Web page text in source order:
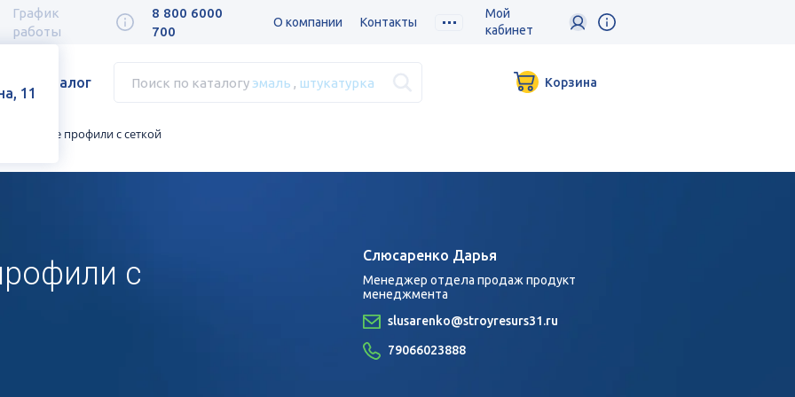
11
График
работы
8 800 6000
700
О компании Контакты
Мой
кабинет
Каталог Поиск по каталогу эмаль штукатурка Корзина
Угловые профили с сеткой
с
Слюсаренко Дарья
Менеджер отдела продаж продукт
менеджмента
slusarenko@stroyresurs31.ru
79066023888